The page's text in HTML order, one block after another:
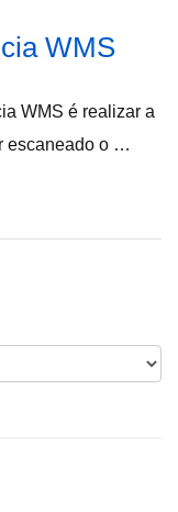
WMS
WMS é realizar a
escaneado o …